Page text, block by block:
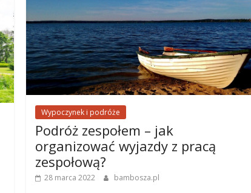
Wypoczynek i podróże
Podróż zespołem – jak
organizować wyjazdy z pracą
zespołową?
28 marca 2022 bambosza.pl